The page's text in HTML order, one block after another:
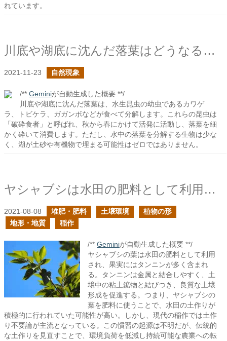
れています。
川底や湖底に沈んだ落葉はどうなるのだろう？
2021-11-23 自然現象
/** Geminiが自動生成した概要 **/
川底や湖底に沈んだ落葉は、水生昆虫の幼虫であるカワゲ
ラ、トビケラ、ガガンボなどが食べて分解します。これらの昆虫は
「破砕食者」と呼ばれ、秋から春にかけて活発に活動し、落葉を細
かく砕いて消費します。ただし、水中の落葉を分解する生物は少な
く、湖が土砂や有機物で埋まる可能性はゼロではありません。
ヤシャブシは水田の肥料として利用されていたらしい
2021-08-08 堆肥・肥料 土壌環境
植物の形
地形・地質
稲作
/** Geminiが自動生成した概要 **/
ヤシャブシの葉は水田の肥料として利用
され、果実にはタンニンが多く含まれ
る。タンニンは金属と結合しやすく、土
壌中の粘土鉱物と結びつき、良質な土壌
形成を促進する。つまり、ヤシャブシの
葉を肥料に使うことで、水田の土作りが
積極的に行われていた可能性が高い。しかし、現代の稲作では土作
り不要論が主流となっている。この慣習の起源は不明だが、伝統的
な土作りを見直すことで、環境負荷を低減し持続可能な農業への転